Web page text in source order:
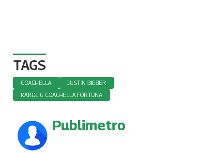
TAGS
COACHELLA
JUSTIN BIEBER
KAROL G COACHELLA FORTUNA
Publimetro